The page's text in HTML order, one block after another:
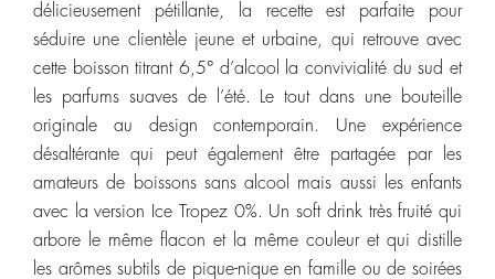
délicieusement pétillante, la recette est parfaite pour
séduire une clientèle jeune et urbaine, qui retrouve avec
cette boisson titrant 6,5° d’alcool la convivialité du sud et
les parfums suaves de l’été. Le tout dans une bouteille
originale au design contemporain. Une expérience
désaltérante qui peut également être partagée par les
amateurs de boissons sans alcool mais aussi les enfants
avec la version Ice Tropez 0%. Un soft drink très fruité qui
arbore le même flacon et la même couleur et qui distille
les arômes subtils de pique-nique en famille ou de soirées